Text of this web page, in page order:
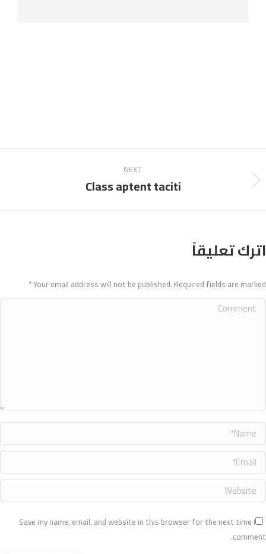
NEXT
Class aptent taciti
اترك تعليقاً
Your email address will not be published. Required fields are marked
*
Comment
Name *
Email *
Website
Save my name, email, and website in this browser for the next time I
comment.